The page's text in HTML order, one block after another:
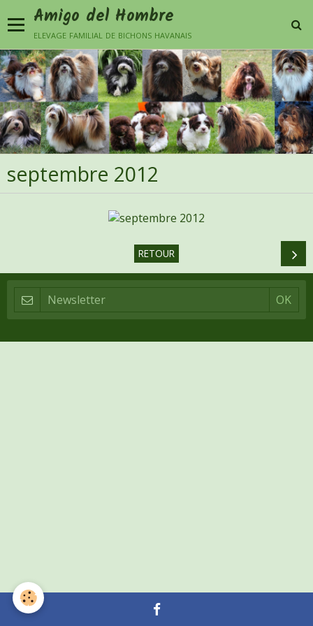
Amigo del Hombre
elevage familial de bichons havanais
septembre 2012
RETOUR